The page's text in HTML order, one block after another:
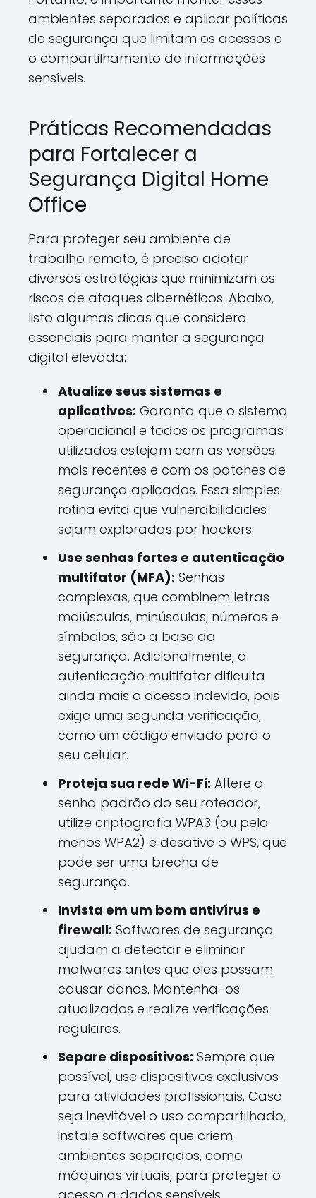
ambientes separados e aplicar políticas
de segurança que limitam os acessos e
o compartilhamento de informações
sensíveis.
Práticas Recomendadas
para Fortalecer a
Segurança Digital Home
Office
Para proteger seu ambiente de
trabalho remoto, é preciso adotar
diversas estratégias que minimizam os
riscos de ataques cibernéticos. Abaixo,
listo algumas dicas que considero
essenciais para manter a segurança
digital elevada:
Atualize seus sistemas e
aplicativos: Garanta que o sistema
operacional e todos os programas
utilizados estejam com as versões
mais recentes e com os patches de
segurança aplicados. Essa simples
rotina evita que vulnerabilidades
sejam exploradas por hackers.
Use senhas fortes e autenticação
multifator (MFA): Senhas
complexas, que combinem letras
maiúsculas, minúsculas, números e
símbolos, são a base da
segurança. Adicionalmente, a
autenticação multifator dificulta
ainda mais o acesso indevido, pois
exige uma segunda verificação,
como um código enviado para o
seu celular.
Proteja sua rede Wi-Fi: Altere a
senha padrão do seu roteador,
utilize criptografia WPA3 (ou pelo
menos WPA2) e desative o WPS, que
pode ser uma brecha de
segurança.
Invista em um bom antivírus e
firewall: Softwares de segurança
ajudam a detectar e eliminar
malwares antes que eles possam
causar danos. Mantenha-os
atualizados e realize verificações
regulares.
Separe dispositivos: Sempre que
possível, use dispositivos exclusivos
para atividades profissionais. Caso
seja inevitável o uso compartilhado,
instale softwares que criem
ambientes separados, como
máquinas virtuais, para proteger o